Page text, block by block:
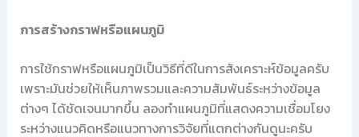
การสร้างกราฟหรือแผนภูมิ
การใช้กราฟหรือแผนภูมิเป็นวิธีที่ดีในการสังเคราะห์ข้อมูลครับ
เพราะมันช่วยให้เห็นภาพรวมและความสัมพันธ์ระหว่างข้อมูล
ต่างๆ ได้ชัดเจนมากขึ้น ลองทำแผนภูมิที่แสดงความเชื่อมโยง
ระหว่างแนวคิดหรือแนวทางการวิจัยที่แตกต่างกันดูนะครับ